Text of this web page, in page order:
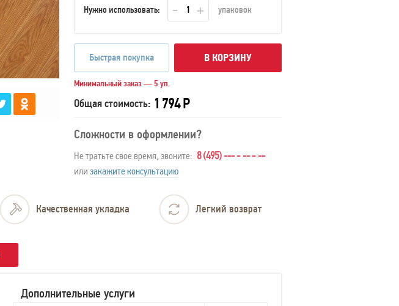
Нужно использовать: упаковок
Быстрая покупка В КОРЗИНУ
Минимальный заказ — 5 уп.
Общая стоимость: 1 794 Р
Сложности в оформлении?
Не тратьте свое время, звоните: 8 (495) --- - -- - --
или закажите консультацию
Качественная укладка Легкий возврат
Дополнительные услуги